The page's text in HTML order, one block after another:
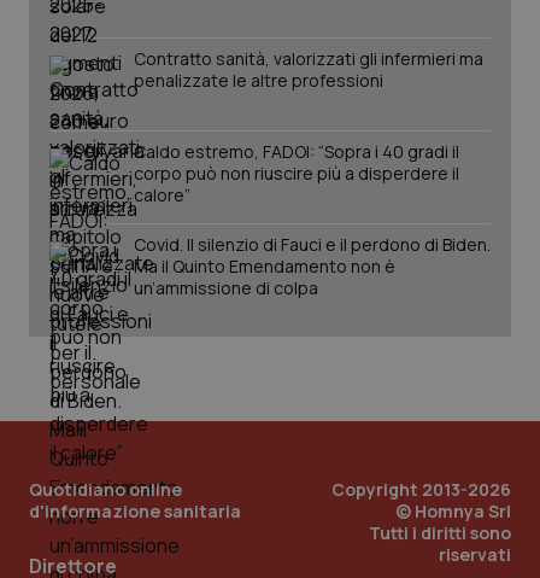
Contratto sanità, valorizzati gli infermieri ma
penalizzate le altre professioni
Caldo estremo, FADOI: “Sopra i 40 gradi il
corpo può non riuscire più a disperdere il
calore”
Covid. Il silenzio di Fauci e il perdono di Biden.
Ma il Quinto Emendamento non è
un’ammissione di colpa
Quotidiano online
d'informazione sanitaria
Direttore
Copyright 2013-2026
© Homnya Srl
Tutti i diritti sono
riservati
_ga_KM60CM4NPH